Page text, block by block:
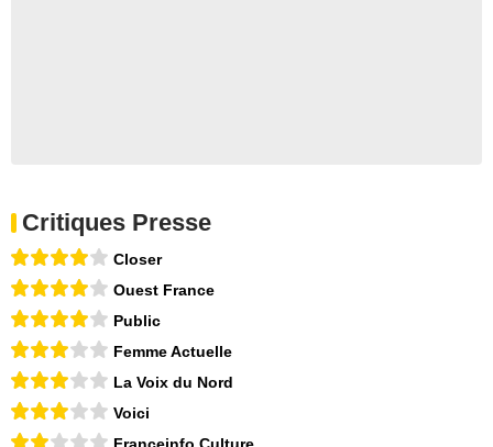
Critiques Presse
Closer
Ouest France
Public
Femme Actuelle
La Voix du Nord
Voici